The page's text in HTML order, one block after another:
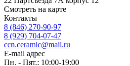
Смотреть на карте
Контакты
8 (846) 270-90-97
8 (929) 704-07-47
ccn.ceramic@mail.ru
E-mail адрес
Пн. - Пят.: 10:00-19:00